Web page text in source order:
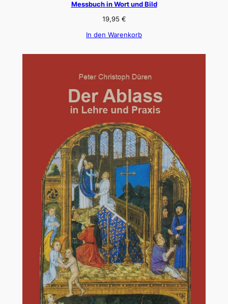
Messbuch in Wort und Bild
19,95 €
In den Warenkorb